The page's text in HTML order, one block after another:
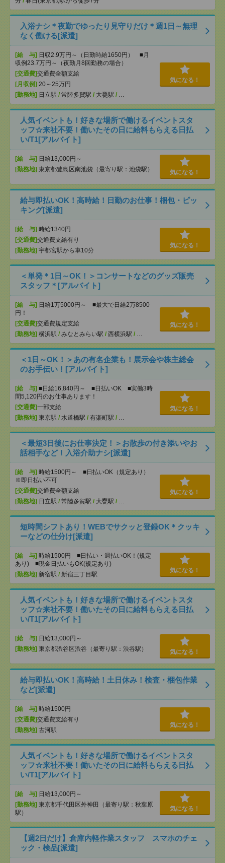
入浴ナシ＊夜勤でゆったり見守りだけ＊週1日～無理
なく働ける[派遣]
[給 与] 日収2.9万円～（日勤時給1650円） ■月
収例23.7万円～（夜勤月8回勤務の場合）
[交通費]交通費全額支給
[月収例] 20～25万円
[勤務地] 日立駅 / 常陸多賀駅 / 大甕駅 / …
気になる！
人気イベントも！好きな場所で働けるイベントスタ
ッフ☆来社不要！働いたその日に給料もらえる日払
い/T1[アルバイト]
[給 与] 日給13,000円～
[勤務地] 東京都豊島区南池袋（最寄り駅：池袋駅） 気になる！
給与即払いOK！高時給！日勤のお仕事！梱包・ピッ
キング[派遣]
[給 与] 時給1340円
[交通費]交通費支給有り
[勤務地] 宇都宮駅から車10分
気になる！
＜単発＊1日～OK！＞コンサートなどのグッズ販売
スタッフ＊[アルバイト]
[給 与] 日給1万5000円～ ■最大で日給2万8500
円！
[交通費]交通費規定支給
[勤務地] 横浜駅 / みなとみらい駅 / 西横浜駅 / …
気になる！
＜1日～OK！＞あの有名企業も！展示会や株主総会
のお手伝い！[アルバイト]
[給 与] ■日給16,840円～ ■日払いOK ■実働3時
間5,120円のお仕事あります！
[交通費]一部支給
[勤務地] 東京駅 / 水道橋駅 / 有楽町駅 / …
気になる！
＜最短3日後にお仕事決定！＞お散歩の付き添いやお
話相手など！入浴介助ナシ[派遣]
[給 与] 時給1500円～ ■日払いOK（規定あり）
※即日払い不可
[交通費]交通費全額支給
[勤務地] 日立駅 / 常陸多賀駅 / 大甕駅 / …
気になる！
短時間シフトあり！WEBでサクッと登録OK＊クッキ
ーなどの仕分け[派遣]
[給 与] 時給1500円 ■日払い・週払いOK！(規定
あり) ■現金日払いもOK(規定あり)
[勤務地] 新宿駅 / 新宿三丁目駅
気になる！
人気イベントも！好きな場所で働けるイベントスタ
ッフ☆来社不要！働いたその日に給料もらえる日払
い/T1[アルバイト]
[給 与] 日給13,000円～
[勤務地] 東京都渋谷区渋谷（最寄り駅：渋谷駅） 気になる！
給与即払いOK！高時給！土日休み！検査・梱包作業
など[派遣]
[給 与] 時給1500円
[交通費]交通費支給有り
[勤務地] 古河駅
気になる！
人気イベントも！好きな場所で働けるイベントスタ
ッフ☆来社不要！働いたその日に給料もらえる日払
い/T1[アルバイト]
[給 与] 日給13,000円～
[勤務地] 東京都千代田区外神田（最寄り駅：秋葉原
駅）
気になる！
【週2日だけ】倉庫内軽作業スタッフ スマホのチェ
ック・検品[派遣]